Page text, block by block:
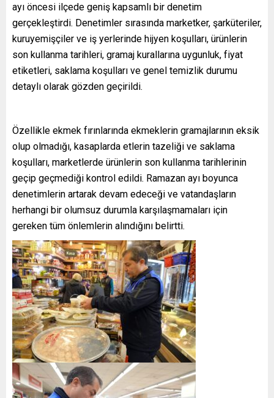
ayı öncesi ilçede geniş kapsamlı bir denetim
gerçekleştirdi. Denetimler sırasında marketker, şarküteriler,
kuruyemişçiler ve iş yerlerinde hijyen koşulları, ürünlerin
son kullanma tarihleri, gramaj kurallarına uygunluk, fiyat
etiketleri, saklama koşulları ve genel temizlik durumu
detaylı olarak gözden geçirildi.
Özellikle ekmek fırınlarında ekmeklerin gramajlarının eksik
olup olmadığı, kasaplarda etlerin tazeliği ve saklama
koşulları, marketlerde ürünlerin son kullanma tarihlerinin
geçip geçmediği kontrol edildi. Ramazan ayı boyunca
denetimlerin artarak devam edeceği ve vatandaşların
herhangi bir olumsuz durumla karşılaşmamaları için
gereken tüm önlemlerin alındığını belirtti.